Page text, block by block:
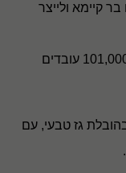
קיימא ולייצר
בשנת הכספים 2022, הקבוצה העסיקה כ-101,000 עובדים
גז טבעי, עם
.